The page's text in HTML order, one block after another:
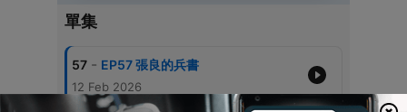
單集
57 - EP57 張良的兵書
12 Feb 2026